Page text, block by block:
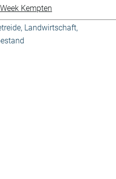
Kempten
, Landwirtschaft,